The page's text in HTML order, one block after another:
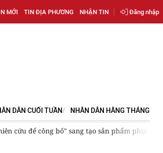
MỚI TIN ĐỊA PHƯƠNG NHẬN TIN Đăng nhập
DÂN CUỐI TUẦN NHÂN DÂN HẰNG THÁNG
cứu để công bố" sang tạo sản phẩm phục